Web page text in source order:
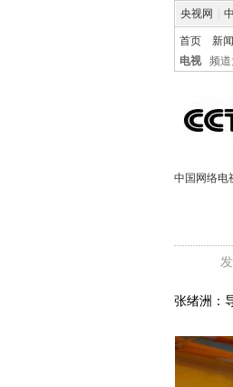
央视网
首页 新闻
电视
频道
中国网络电
张绪洲：